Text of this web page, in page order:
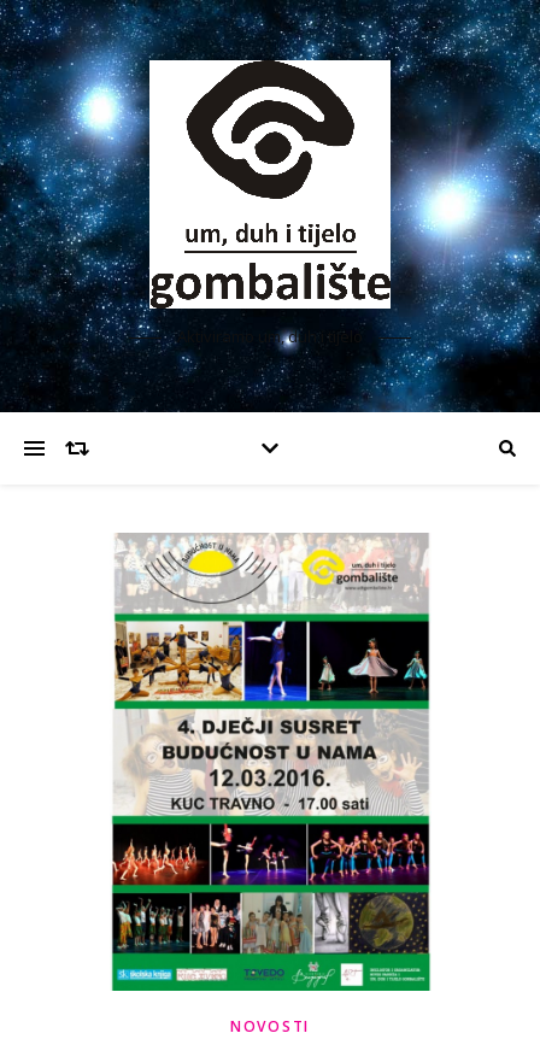
Aktiviramo um, duh i tijelo
NOVOSTI